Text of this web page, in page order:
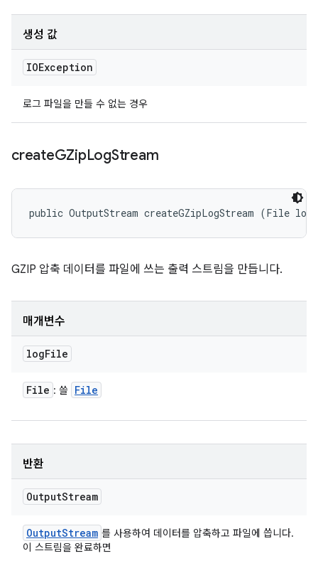
생성 값
IOException
로그 파일을 만들 수 없는 경우
createGZipLogStream
public OutputStream createGZipLogStream (File
GZIP 압축 데이터를 파일에 쓰는 출력 스트림을 만듭니다.
매개변수
logFile
File : 쓸 File
반환
OutputStream
OutputStream 를 사용하여 데이터를 압축하고 파일에 씁니다.
이 스트림을 완료하면